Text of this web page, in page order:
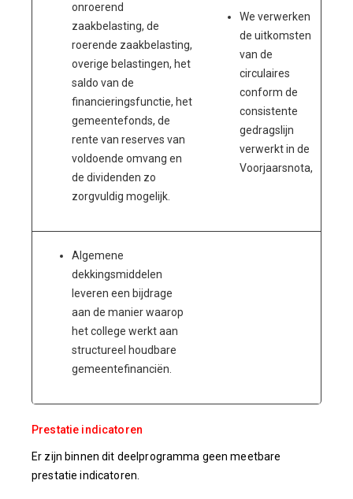
onroerend
zaakbelasting, de
roerende zaakbelasting,
overige belastingen, het
saldo van de
financieringsfunctie, het
gemeentefonds, de
rente van reserves van
voldoende omvang en
de dividenden zo
zorgvuldig mogelijk.
We verwerken
de uitkomsten
van de
circulaires
conform de
consistente
gedragslijn
verwerkt in de
Voorjaarsnota,
Algemene
dekkingsmiddelen
leveren een bijdrage
aan de manier waarop
het college werkt aan
structureel houdbare
gemeentefinanciën.
Prestatie indicatoren
Er zijn binnen dit deelprogramma geen meetbare
prestatie indicatoren.